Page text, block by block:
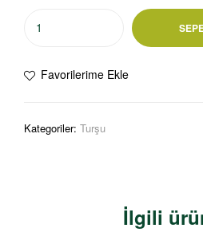
Favorilerime Ekle
Kategoriler: Turşu
İlgili